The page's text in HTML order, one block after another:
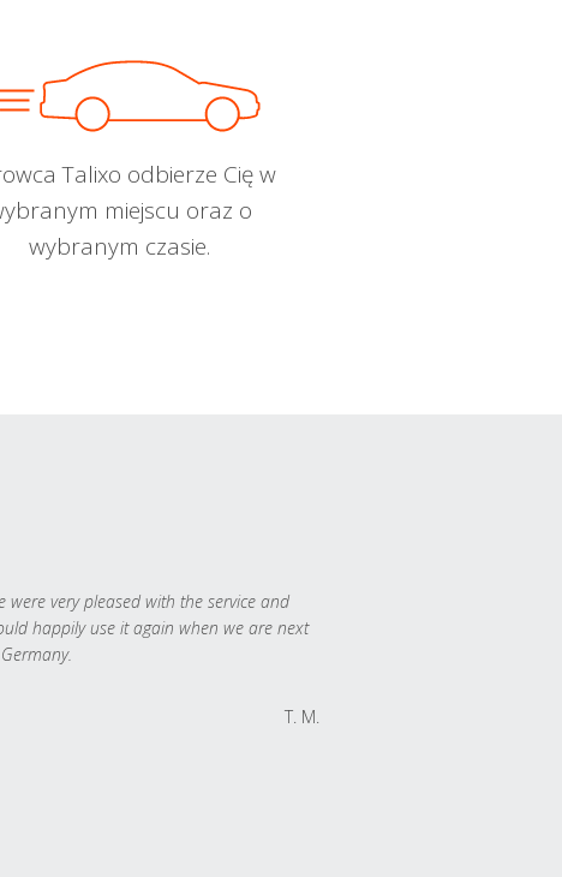
Talixo odbierze Cię w
miejscu oraz o
wybranym czasie.
were very pleased with the service and
happily use it again when we are next
T. M.